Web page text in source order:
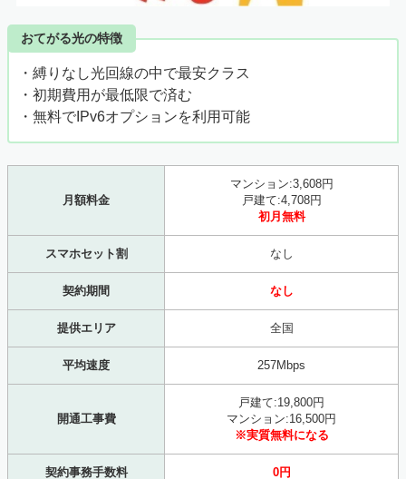
おてがる光の特徴
・縛りなし光回線の中で最安クラス
・初期費用が最低限で済む
・無料でIPv6オプションを利用可能
月額料金
マンション:3,608円
戸建て:4,708円
初月無料
スマホセット割 なし
契約期間 なし
提供エリア 全国
平均速度 257Mbps
開通工事費
戸建て:19,800円
マンション:16,500円
※実質無料になる
契約事務手数料 0円